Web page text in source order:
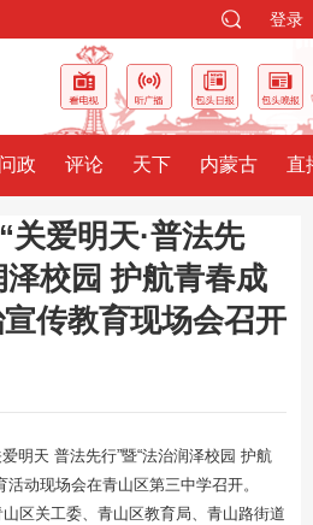
登录
问政 评论 天下 内蒙古 直
关爱明天·普法先
校园 护航青春成
传教育现场会召开
明天 普法先行”暨“法治润泽校园 护航
动现场会在青山区第三中学召开。
区关工委、青山区教育局、青山路街道